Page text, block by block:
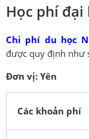
Học phí
Chi phí du học
được quy định như
Đơn vị: Yên
Các khoản phí